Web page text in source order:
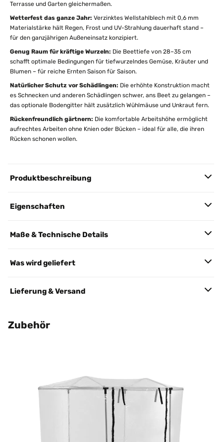
Terrasse und Garten gleichermaßen.
Wetterfest das ganze Jahr: Verzinktes Wellstahlblech mit 0,6 mm
Materialstärke hält Regen, Frost und UV-Strahlung dauerhaft stand –
für den ganzjährigen Außeneinsatz konzipiert.
Genug Raum für kräftige Wurzeln: Die Beettiefe von 28–35 cm
schafft optimale Bedingungen für tiefwurzelndes Gemüse, Kräuter und
Blumen – für reiche Ernten Saison für Saison.
Natürlicher Schutz vor Schädlingen: Die erhöhte Konstruktion macht
es Schnecken und anderen Schädlingen schwer, ans Beet zu gelangen –
das optionale Bodengitter hält zusätzlich Wühlmäuse und Unkraut fern.
Rückenfreundlich gärtnern: Die komfortable Arbeitshöhe ermöglicht
aufrechtes Arbeiten ohne Knien oder Bücken – ideal für alle, die ihren
Rücken schonen wollen.
Produktbeschreibung
Eigenschaften
Maße & Technische Details
Was wird geliefert
Lieferung & Versand
Zubehör